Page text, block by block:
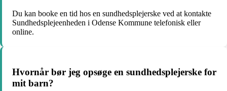
Du kan booke en tid hos en sundhedsplejerske ved at kontakte
Sundhedsplejeenheden i Odense Kommune telefonisk eller
online.
Hvornår bør jeg opsøge en sundhedsplejerske for
mit barn?